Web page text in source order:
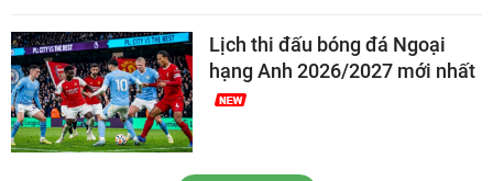
Lịch thi đấu bóng đá Ngoại
hạng Anh 2026/2027 mới nhất